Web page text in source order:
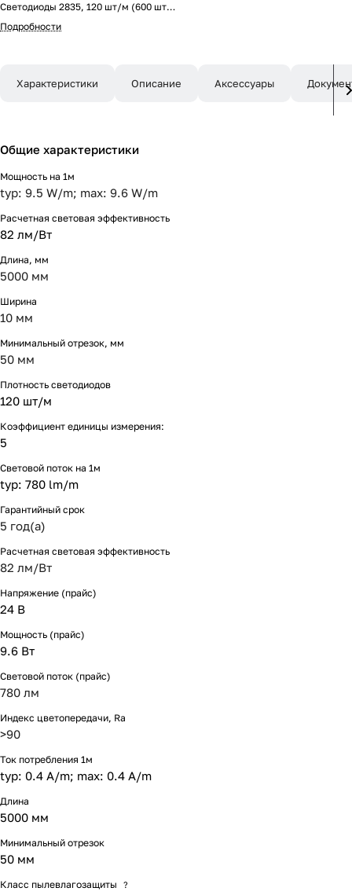
Светодиоды 2835, 120 шт/м (600 шт
на 5 м), белая плата, скотч 3M. Цвет
БЕЛЫЙ 6000 K , цветопередача
50 мм, 6 светодиодов. Цена за 1м.
Подробности
Характеристики Описание Аксессуары
Общие характеристики
Мощность на 1м
typ: 9.5 W/m; max: 9.6 W/m
Расчетная световая эффективность
82 лм/Вт
Длина, мм
5000 мм
Ширина
10 мм
Минимальный отрезок, мм
50 мм
Плотность светодиодов
120 шт/м
Коэффициент единицы измерения:
5
Световой поток на 1м
typ: 780 lm/m
Гарантийный срок
5 год(а)
Расчетная световая эффективность
82 лм/Вт
Напряжение (прайс)
24 В
Мощность (прайс)
9.6 Вт
Световой поток (прайс)
780 лм
Индекс цветопередачи, Ra
>90
Ток потребления 1м
typ: 0.4 A/m; max: 0.4 A/m
Длина
5000 мм
Минимальный отрезок
50 мм
Класс пылевлагозащиты ?